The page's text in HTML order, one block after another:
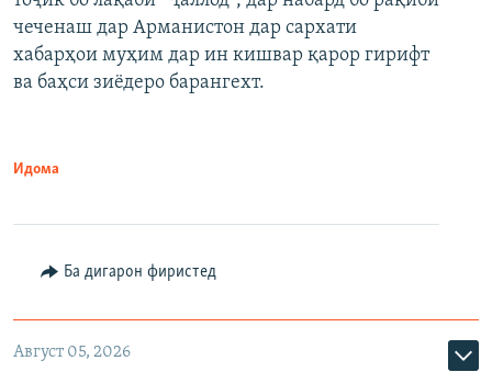
Auto 240p 360p 480p
720p 1080p
480p
чеченаш дар Арманистон дар сархати
хабарҳои муҳим дар ин кишвар қарор гирифт
ва баҳси зиёдеро барангехт.
Идома
Ба дигарон фиристед
Август 05, 2026